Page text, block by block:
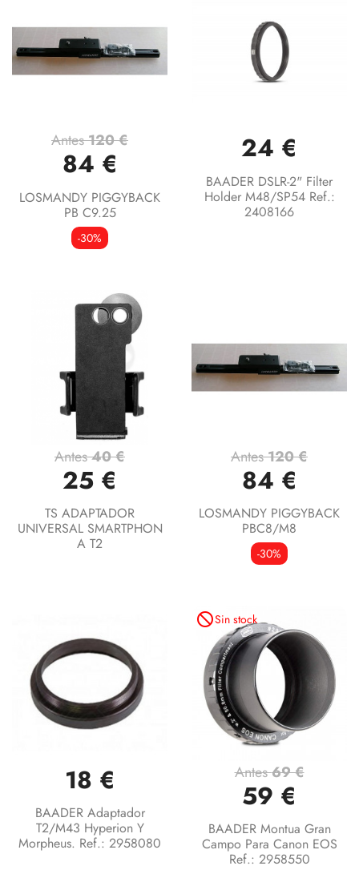
Antes120 €
84 €
LOSMANDY PIGGYBACK
PB C9.25
-30%
24 €
BAADER DSLR-2" Filter
Holder M48/SP54 Ref.:
2408166
Antes40 €
25 €
TS ADAPTADOR
UNIVERSAL SMARTPHON
A T2
Antes120 €
84 €
LOSMANDY PIGGYBACK
PBC8/M8
-30%
18 €
BAADER Adaptador
T2/M43 Hyperion Y
Morpheus. Ref.: 2958080
not_interestedSin stock
Antes69 €
59 €
BAADER Montua Gran
Campo Para Canon EOS
Ref.: 2958550